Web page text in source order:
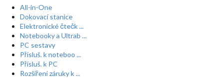
All-in-One
Dokovací stanice
Elektronické čtečk ...
Notebooky a Ultrab ...
PC sestavy
Přísluš. k noteboo ...
Přísluš. k PC
Rozšíření záruky k ...